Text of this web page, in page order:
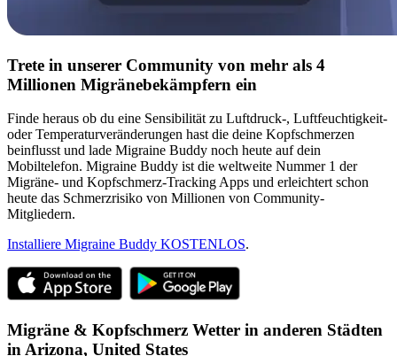
Trete in unserer Community von mehr als 4
Millionen Migränebekämpfern ein
Finde heraus ob du eine Sensibilität zu Luftdruck-, Luftfeuchtigkeit-
oder Temperaturveränderungen hast die deine Kopfschmerzen
beinflusst und lade Migraine Buddy noch heute auf dein
Mobiltelefon. Migraine Buddy ist die weltweite Nummer 1 der
Migräne- und Kopfschmerz-Tracking Apps und erleichtert schon
heute das Schmerzrisiko von Millionen von Community-
Mitgliedern.
Installiere Migraine Buddy KOSTENLOS.
Migräne & Kopfschmerz Wetter in anderen Städten
in Arizona, United States